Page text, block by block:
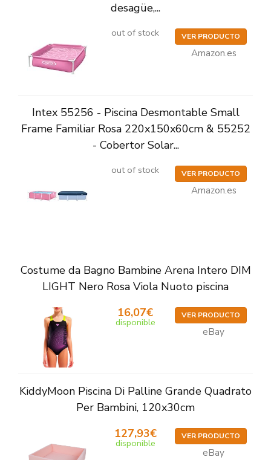
desagüe,...
out of stock VER PRODUCTO
Amazon.es
Intex 55256 - Piscina Desmontable Small
Frame Familiar Rosa 220x150x60cm & 55252
- Cobertor Solar...
out of stock VER PRODUCTO
Amazon.es
Costume da Bagno Bambine Arena Intero DIM
LIGHT Nero Rosa Viola Nuoto piscina
16,07€
disponible
VER PRODUCTO
eBay
KiddyMoon Piscina Di Palline Grande Quadrato
Per Bambini, 120x30cm
127,93€
disponible
VER PRODUCTO
eBay